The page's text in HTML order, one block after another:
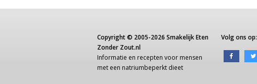
Copyright © 2005-2026 Smakelijk Eten
Zonder Zout.nl
Informatie en recepten voor mensen
met een natriumbeperkt dieet
Volg ons op: